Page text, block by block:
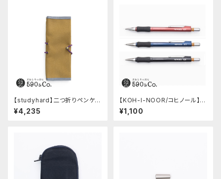
【studyhard】二つ折りペンケー
ス ミニマムコンパクトサイズ
(カーキ)
¥4,235
【KOH-I-NOOR/コヒノール】M
ephisto profi 5035シャープ
ペンシル(0.5mm)
¥1,100